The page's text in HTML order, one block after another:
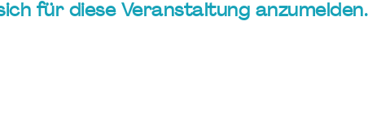
für diese Veranstaltung anzumelden.